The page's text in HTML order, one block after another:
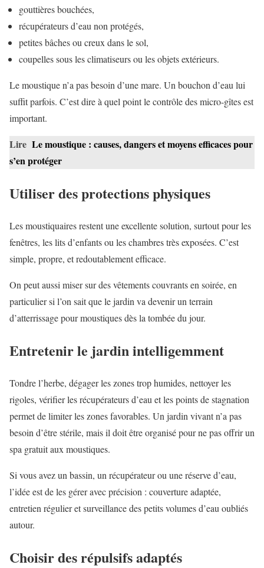
gouttières bouchées,
récupérateurs d’eau non protégés,
petites bâches ou creux dans le sol,
coupelles sous les climatiseurs ou les objets extérieurs.
Le moustique n’a pas besoin d’une mare. Un bouchon d’eau lui
suffit parfois. C’est dire à quel point le contrôle des micro-gîtes est
important.
Lire Le moustique : causes, dangers et moyens efficaces pour
s’en protéger
Utiliser des protections physiques
Les moustiquaires restent une excellente solution, surtout pour les
fenêtres, les lits d’enfants ou les chambres très exposées. C’est
simple, propre, et redoutablement efficace.
On peut aussi miser sur des vêtements couvrants en soirée, en
particulier si l’on sait que le jardin va devenir un terrain
d’atterrissage pour moustiques dès la tombée du jour.
Entretenir le jardin intelligemment
Tondre l’herbe, dégager les zones trop humides, nettoyer les
rigoles, vérifier les récupérateurs d’eau et les points de stagnation
permet de limiter les zones favorables. Un jardin vivant n’a pas
besoin d’être stérile, mais il doit être organisé pour ne pas offrir un
spa gratuit aux moustiques.
Si vous avez un bassin, un récupérateur ou une réserve d’eau,
l’idée est de les gérer avec précision : couverture adaptée,
entretien régulier et surveillance des petits volumes d’eau oubliés
autour.
Choisir des répulsifs adaptés